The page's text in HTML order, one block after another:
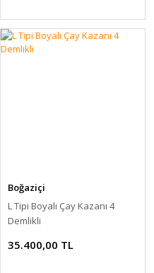
Boğaziçi
L Tipi Boyalı Çay Kazanı 4
Demlikli
35.400,00 TL